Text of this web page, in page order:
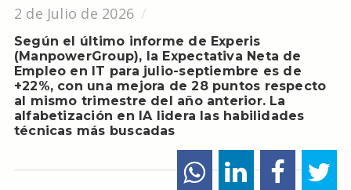
2 de Julio de 2026
Según el último informe de Experis
(ManpowerGroup), la Expectativa Neta de
Empleo en IT para julio-septiembre es de
+22%, con una mejora de 28 puntos respecto
al mismo trimestre del año anterior. La
alfabetización en IA lidera las habilidades
técnicas más buscadas